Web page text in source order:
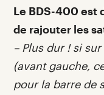
Le BDS-400 est
de rajouter les
– Plus dur ! si
(avant gauche,
pour la barre de